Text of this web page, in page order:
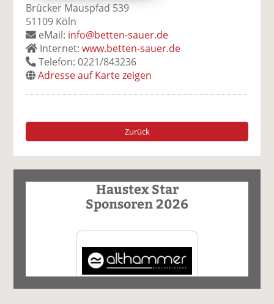
Brücker Mauspfad 539
51109 Köln
eMail: info@betten-sauer.de
Internet:www.betten-sauer.de
Telefon: 0221/843236
Adresse auf Karte zeigen
Zurück